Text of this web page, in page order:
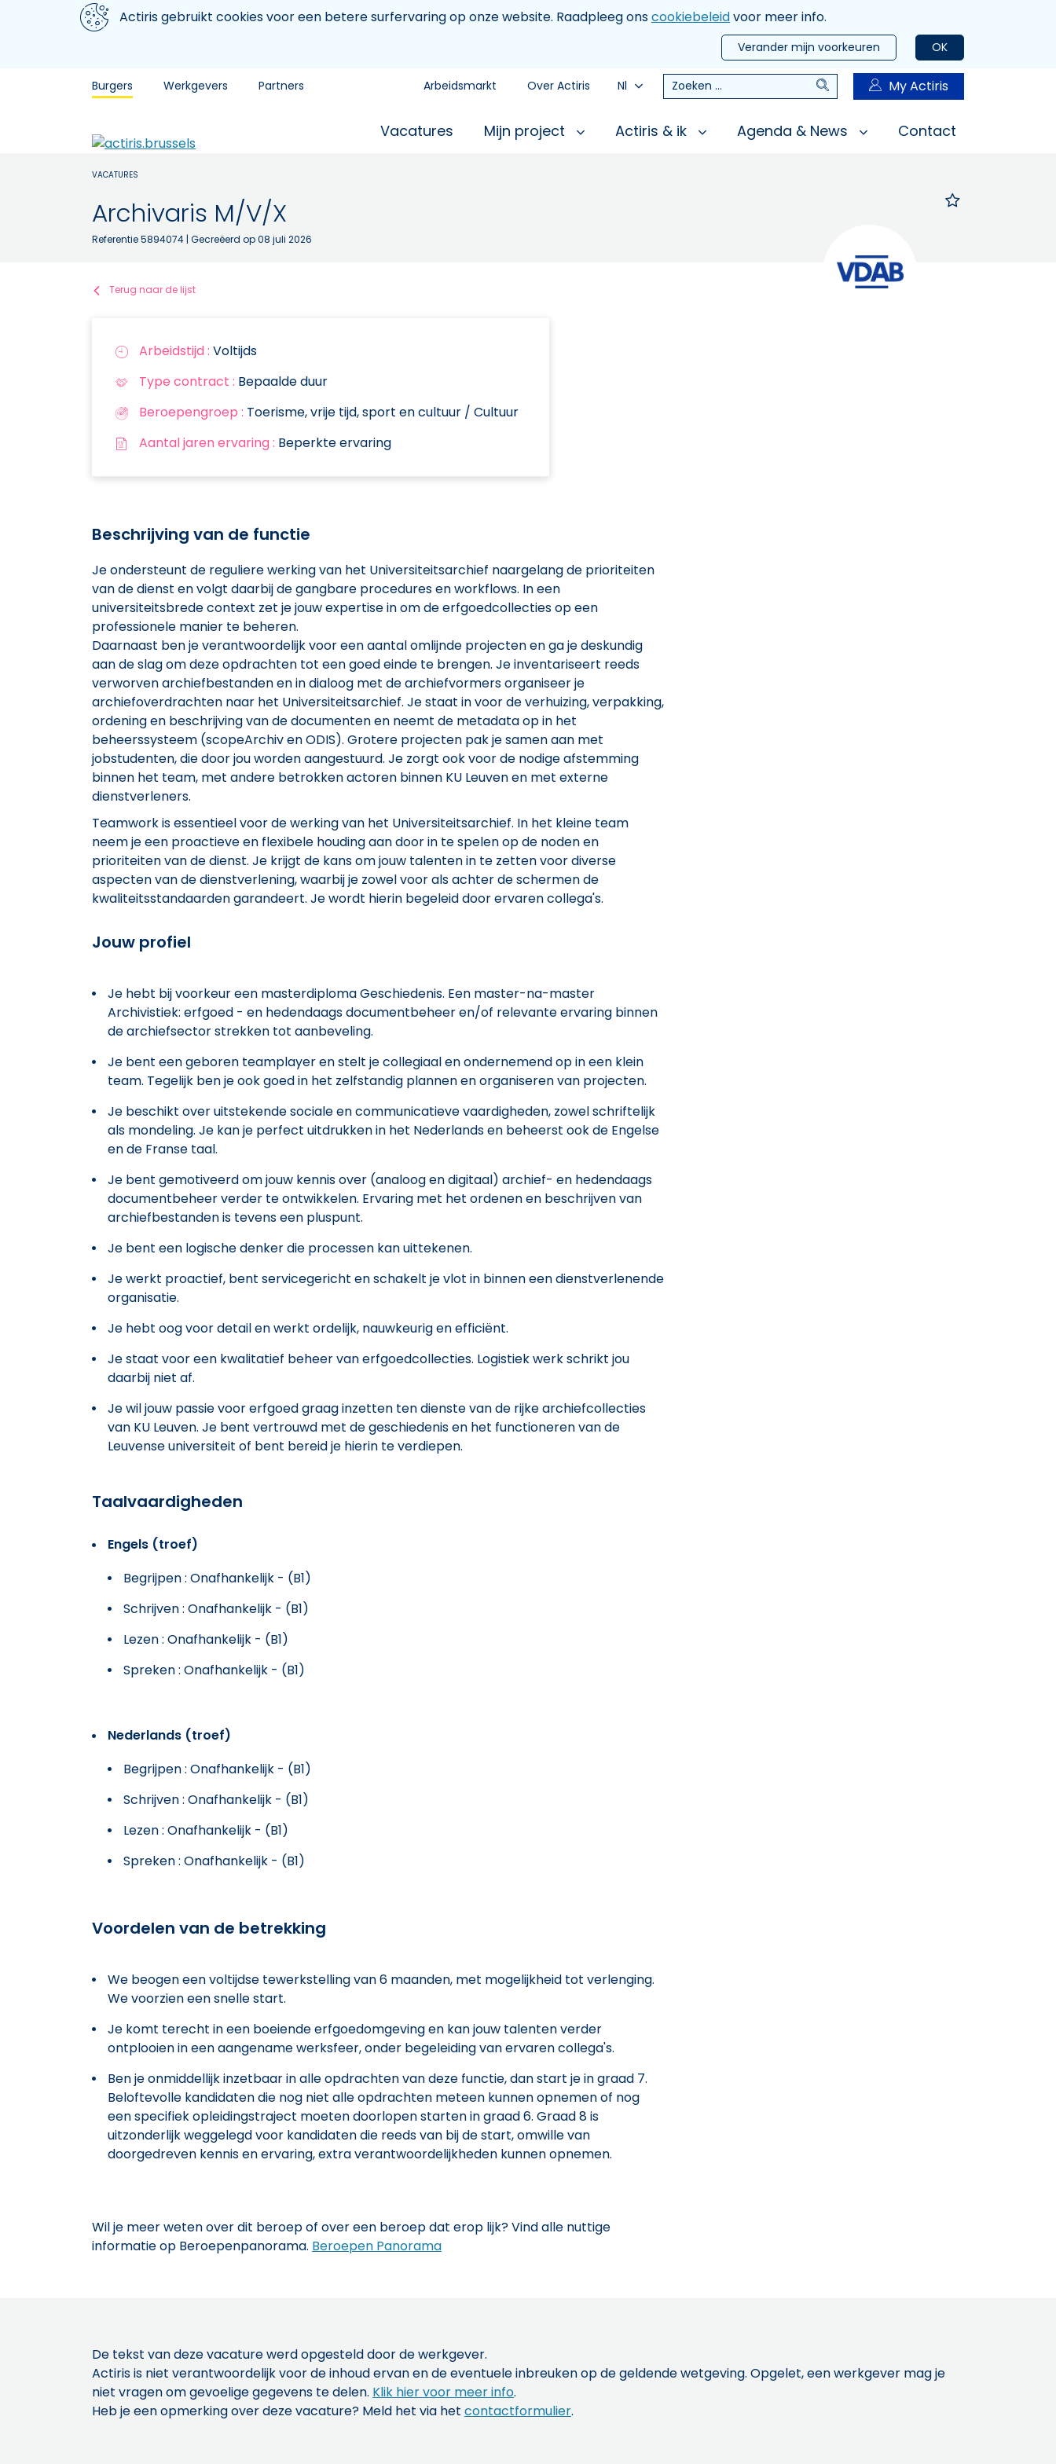
Aller au contenu principal
We gebruiken cookiesActiris gebruikt cookies voor een betere surfervaring op onze website. Raadpleeg onscookiebeleidvoor meer info.
OK
Verander mijn voorkeuren
Burgers Werkgevers Partners Arbeidsmarkt Over Actiris Nl Zoeken Zoeken My Actiris
Vacatures Mijn project Actiris & ik Agenda & News Contact
VACATURES
Archivaris M/V/X
Referentie 5894074 | Gecreëerd op 08 juli 2026
Terug naar de lijst
Arbeidstijd : Voltijds
Type contract : Bepaalde duur
Beroepengroep : Toerisme, vrije tijd, sport en cultuur / Cultuur
Aantal jaren ervaring : Beperkte ervaring
Beschrijving van de functie
Je ondersteunt de reguliere werking van het Universiteitsarchief naargelang de prioriteiten
van de dienst en volgt daarbij de gangbare procedures en workflows. In een
universiteitsbrede context zet je jouw expertise in om de erfgoedcollecties op een
professionele manier te beheren.
Daarnaast ben je verantwoordelijk voor een aantal omlijnde projecten en ga je deskundig
aan de slag om deze opdrachten tot een goed einde te brengen. Je inventariseert reeds
verworven archiefbestanden en in dialoog met de archiefvormers organiseer je
archiefoverdrachten naar het Universiteitsarchief. Je staat in voor de verhuizing, verpakking,
ordening en beschrijving van de documenten en neemt de metadata op in het
beheerssysteem (scopeArchiv en ODIS). Grotere projecten pak je samen aan met
jobstudenten, die door jou worden aangestuurd. Je zorgt ook voor de nodige afstemming
binnen het team, met andere betrokken actoren binnen KU Leuven en met externe
dienstverleners.
Teamwork is essentieel voor de werking van het Universiteitsarchief. In het kleine team
neem je een proactieve en flexibele houding aan door in te spelen op de noden en
prioriteiten van de dienst. Je krijgt de kans om jouw talenten in te zetten voor diverse
aspecten van de dienstverlening, waarbij je zowel voor als achter de schermen de
kwaliteitsstandaarden garandeert. Je wordt hierin begeleid door ervaren collega's.
Jouw profiel
Je hebt bij voorkeur een masterdiploma Geschiedenis. Een master-na-master
Archivistiek: erfgoed - en hedendaags documentbeheer en/of relevante ervaring binnen
de archiefsector strekken tot aanbeveling.
Je bent een geboren teamplayer en stelt je collegiaal en ondernemend op in een klein
team. Tegelijk ben je ook goed in het zelfstandig plannen en organiseren van projecten.
Je beschikt over uitstekende sociale en communicatieve vaardigheden, zowel schriftelijk
als mondeling. Je kan je perfect uitdrukken in het Nederlands en beheerst ook de Engelse
en de Franse taal.
Je bent gemotiveerd om jouw kennis over (analoog en digitaal) archief- en hedendaags
documentbeheer verder te ontwikkelen. Ervaring met het ordenen en beschrijven van
archiefbestanden is tevens een pluspunt.
Je bent een logische denker die processen kan uittekenen.
Je werkt proactief, bent servicegericht en schakelt je vlot in binnen een dienstverlenende
organisatie.
Je hebt oog voor detail en werkt ordelijk, nauwkeurig en efficiënt.
Je staat voor een kwalitatief beheer van erfgoedcollecties. Logistiek werk schrikt jou
daarbij niet af.
Je wil jouw passie voor erfgoed graag inzetten ten dienste van de rijke archiefcollecties
van KU Leuven. Je bent vertrouwd met de geschiedenis en het functioneren van de
Leuvense universiteit of bent bereid je hierin te verdiepen.
Taalvaardigheden
Engels (troef)
Begrijpen : Onafhankelijk - (B1)
Schrijven : Onafhankelijk - (B1)
Lezen : Onafhankelijk - (B1)
Spreken : Onafhankelijk - (B1)
Nederlands (troef)
Begrijpen : Onafhankelijk - (B1)
Schrijven : Onafhankelijk - (B1)
Lezen : Onafhankelijk - (B1)
Spreken : Onafhankelijk - (B1)
Voordelen van de betrekking
We beogen een voltijdse tewerkstelling van 6 maanden, met mogelijkheid tot verlenging.
We voorzien een snelle start.
Je komt terecht in een boeiende erfgoedomgeving en kan jouw talenten verder
ontplooien in een aangename werksfeer, onder begeleiding van ervaren collega's.
Ben je onmiddellijk inzetbaar in alle opdrachten van deze functie, dan start je in graad 7.
Beloftevolle kandidaten die nog niet alle opdrachten meteen kunnen opnemen of nog
een specifiek opleidingstraject moeten doorlopen starten in graad 6. Graad 8 is
uitzonderlijk weggelegd voor kandidaten die reeds van bij de start, omwille van
doorgedreven kennis en ervaring, extra verantwoordelijkheden kunnen opnemen.
Wil je meer weten over dit beroep of over een beroep dat erop lijk? Vind alle nuttige
informatie op Beroepenpanorama. Beroepen Panorama
De tekst van deze vacature werd opgesteld door de werkgever.
Actiris is niet verantwoordelijk voor de inhoud ervan en de eventuele inbreuken op de geldende wetgeving. Opgelet, een werkgever mag je
niet vragen om gevoelige gegevens te delen. Klik hier voor meer info.
Heb je een opmerking over deze vacature? Meld het via het contactformulier.